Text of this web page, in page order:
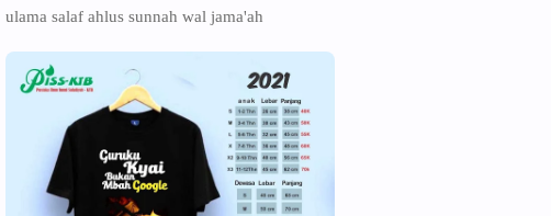
ulama salaf ahlus sunnah wal jama'ah